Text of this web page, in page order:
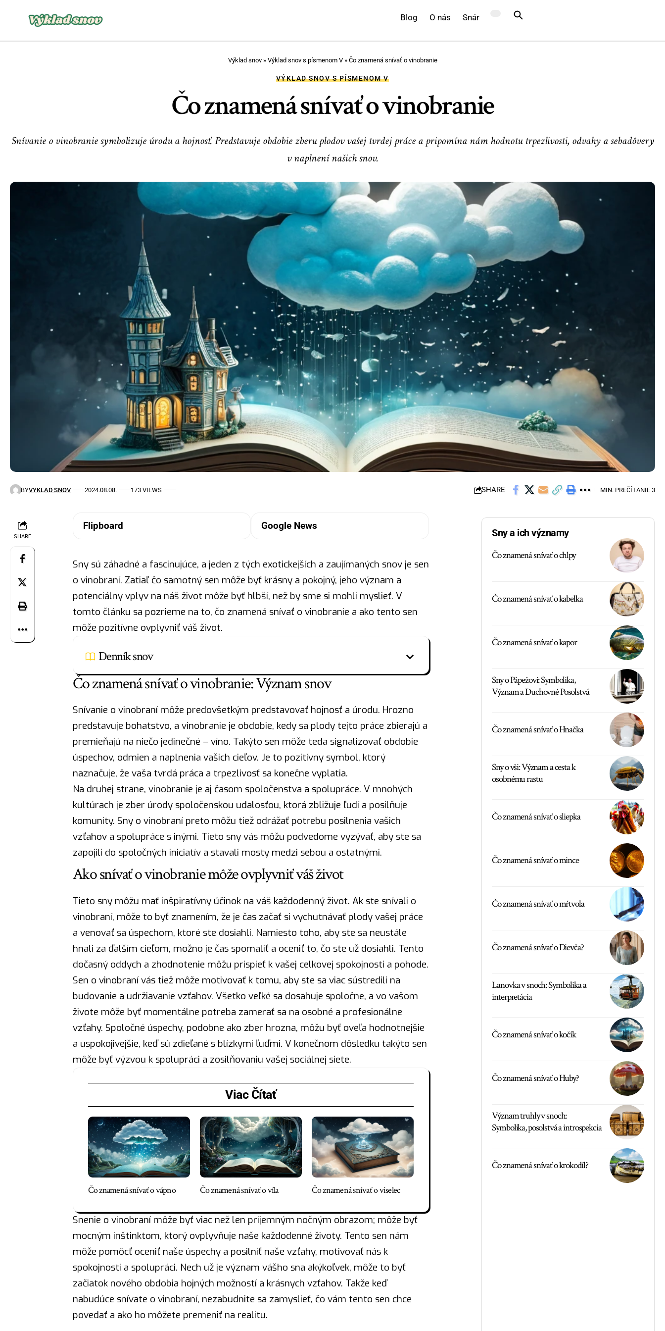
Blog O nás Snár
Výklad snov» Výklad snov s písmenom V» Čo znamená snívať o vinobranie
VÝKLAD SNOV S PÍSMENOM V
Čo znamená snívať o vinobranie
Snívanie o vinobranie symbolizuje úrodu a hojnosť. Predstavuje obdobie zberu plodov vašej tvrdej práce a pripomína nám hodnotu trpezlivosti, odvahy a sebadôvery
v naplnení našich snov.
BYVYKLAD SNOV 2024.08.08. 173 VIEWS SHARE MIN. PREČÍTANIE 3
SHARE
Flipboard Google News
Sny sú záhadné a fascinujúce, a jeden z tých exotickejších a zaujímaných snov je sen
o vinobraní. Zatiaľ čo samotný sen môže byť krásny a pokojný, jeho význam a
potenciálny vplyv na náš život môže byť hlbší, než by sme si mohli myslieť. V
tomto článku sa pozrieme na to, čo znamená snívať o vinobranie a ako tento sen
môže pozitívne ovplyvniť váš život.
Denník snov
Čo znamená snívať o vinobranie: Význam snov
Snívanie o vinobraní môže predovšetkým predstavovať hojnosť a úrodu. Hrozno
predstavuje bohatstvo, a vinobranie je obdobie, kedy sa plody tejto práce zbierajú a
premieňajú na niečo jedinečné – víno. Takýto sen môže teda signalizovať obdobie
úspechov, odmien a naplnenia vašich cieľov. Je to pozitívny symbol, ktorý
naznačuje, že vaša tvrdá práca a trpezlivosť sa konečne vyplatia.
Na druhej strane, vinobranie je aj časom spoločenstva a spolupráce. V mnohých
kultúrach je zber úrody spoločenskou udalosťou, ktorá zbližuje ľudí a posilňuje
komunity. Sny o vinobraní preto môžu tiež odrážať potrebu posilnenia vašich
vzťahov a spolupráce s inými. Tieto sny vás môžu podvedome vyzývať, aby ste sa
zapojili do spoločných iniciatív a stavali mosty medzi sebou a ostatnými.
Ako snívať o vinobranie môže ovplyvniť váš život
Tieto sny môžu mať inšpiratívny účinok na váš každodenný život. Ak ste snívali o
vinobraní, môže to byť znamením, že je čas začať si vychutnávať plody vašej práce
a venovať sa úspechom, ktoré ste dosiahli. Namiesto toho, aby ste sa neustále
hnali za ďalším cieľom, možno je čas spomaliť a oceniť to, čo ste už dosiahli. Tento
dočasný oddych a zhodnotenie môžu prispieť k vašej celkovej spokojnosti a pohode.
Sen o vinobraní vás tiež môže motivovať k tomu, aby ste sa viac sústredili na
budovanie a udržiavanie vzťahov. Všetko veľké sa dosahuje spoločne, a vo vašom
živote môže byť momentálne potreba zamerať sa na osobné a profesionálne
vzťahy. Spoločné úspechy, podobne ako zber hrozna, môžu byť oveľa hodnotnejšie
a uspokojivejšie, keď sú zdieľané s blízkymi ľuďmi. V konečnom dôsledku takýto sen
môže byť výzvou k spolupráci a zosilňovaniu vašej sociálnej siete.
Viac Čítať
Čo znamená snívať o vápno Čo znamená snívať o víla Čo znamená snívať o viselec
Snenie o vinobraní môže byť viac než len príjemným nočným obrazom; môže byť
mocným inštinktom, ktorý ovplyvňuje naše každodenné životy. Tento sen nám
môže pomôcť oceniť naše úspechy a posilniť naše vzťahy, motivovať nás k
spokojnosti a spolupráci. Nech už je význam vášho sna akýkoľvek, môže to byť
začiatok nového obdobia hojných možností a krásnych vzťahov. Takže keď
nabudúce snívate o vinobraní, nezabudnite sa zamyslieť, čo vám tento sen chce
povedať a ako ho môžete premeniť na realitu.
Sny a ich významy
Čo znamená snívať o chlpy
Čo znamená snívať o kabelka
Čo znamená snívať o kapor
Sny o Pápežovi: Symbolika,
Význam a Duchovné Posolstvá
Čo znamená snívať o Hnačka
Sny o vši: Význam a cesta k
osobnému rastu
Čo znamená snívať o sliepka
Čo znamená snívať o mince
Čo znamená snívať o mŕtvola
Čo znamená snívať o Dievča?
Lanovka v snoch: Symbolika a
interpretácia
Čo znamená snívať o kočík
Čo znamená snívať o Huby?
Význam truhly v snoch:
Symbolika, posolstvá a introspekcia
Čo znamená snívať o krokodíl?